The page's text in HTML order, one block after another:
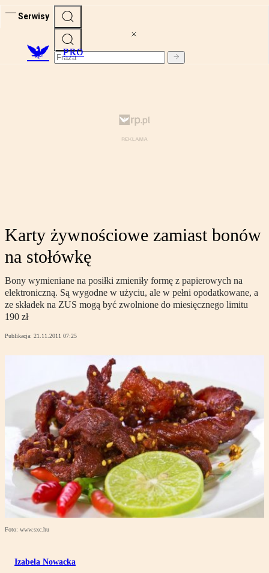
Serwisy
PRO
Karty żywnościowe zamiast bonów
na stołówkę
Bony wymieniane na posiłki zmieniły formę z papierowych na
elektroniczną. Są wygodne w użyciu, ale w pełni opodatkowane, a
ze składek na ZUS mogą być zwolnione do miesięcznego limitu
190 zł
Publikacja: 21.11.2011 07:25
Foto: www.sxc.hu
Izabela Nowacka